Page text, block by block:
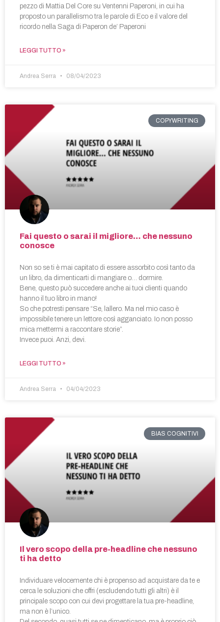
pezzo di Mattia Del Core su Ventenni Paperoni, in cui ha
proposto un parallelismo tra le parole di Eco e il valore del
ricordo nella Saga di Paperon de’ Paperoni
LEGGI TUTTO »
Andrea Serra 08/04/2023
COPYWRITING
Fai questo o sarai il migliore… che nessuno
conosce
Non so se ti è mai capitato di essere assorbito così tanto da
un libro, da dimenticarti di mangiare o… dormire.
Bene, questo può succedere anche ai tuoi clienti quando
hanno il tuo libro in mano!
So che potresti pensare “Se, lallero. Ma nel mio caso è
impossibile tenere un lettore così agganciato. Io non posso
mica mettermi a raccontare storie”.
Invece puoi. Anzi, devi.
LEGGI TUTTO »
Andrea Serra 04/04/2023
BIAS COGNITIVI
Il vero scopo della pre-headline che nessuno
ti ha detto
Individuare velocemente chi è propenso ad acquistare da te e
cerca le soluzioni che offri (escludendo tutti gli altri) è il
principale scopo con cui devi progettare la tua pre-headline,
ma non è l’unico.